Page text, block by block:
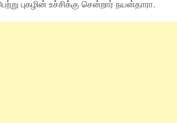
புகழின் உச்சிக்கு சென்றார் நயன்தாரா.